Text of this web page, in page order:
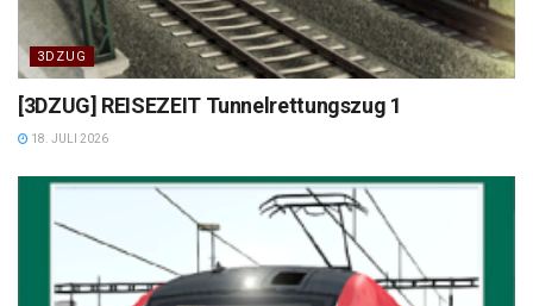
3DZUG
[3DZUG] REISEZEIT Tunnelrettungszug 1
18. JULI 2026